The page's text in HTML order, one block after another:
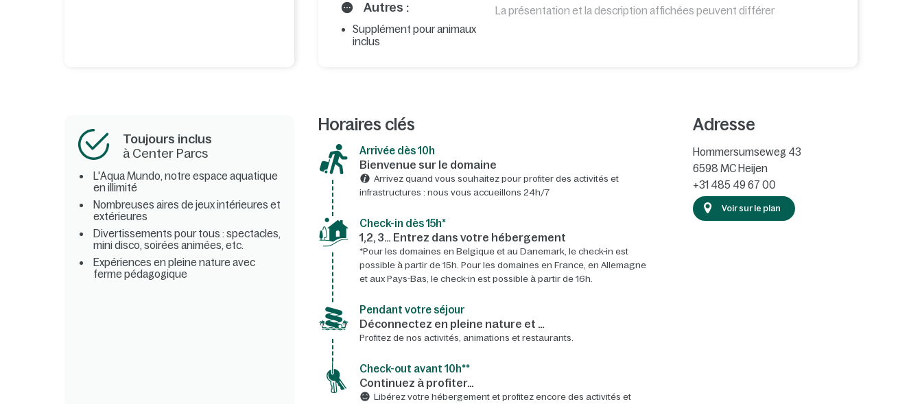
Autres :
Supplément pour animaux
inclus
La présentation et la description affichées peuvent différer
Toujours inclus
à Center Parcs
L'Aqua Mundo, notre espace aquatique
en illimité
Nombreuses aires de jeux intérieures et
extérieures
Divertissements pour tous : spectacles,
mini disco, soirées animées, etc.
Expériences en pleine nature avec
ferme pédagogique
Horaires clés
Arrivée dès 10h​
Bienvenue sur le domaine​
Arrivez quand vous souhaitez pour profiter des activités et
infrastructures : nous vous accueillons 24h/7​
Check-in dès 15h*​
1,2, 3… Entrez dans votre hébergement
*Pour les domaines en Belgique et au Danemark, le check-in est
possible à partir de 15h. Pour les domaines en France, en Allemagne
et aux Pays-Bas, le check-in est possible à partir de 16h.
Pendant votre séjour
Déconnectez en pleine nature et …
Profitez de nos activités, animations et restaurants.
Check-out avant 10h**
Continuez à profiter…
Libérez votre hébergement et profitez encore des activités et
Adresse
Hommersumseweg 43
6598 MC Heijen
+31 485 49 67 00
Voir sur le plan